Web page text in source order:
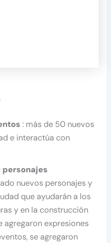
: más de 50 nuevos
e interactúa con
personajes
nuevos personajes y
que ayudarán a los
y en la construcción
agregaron expresiones
se agregaron